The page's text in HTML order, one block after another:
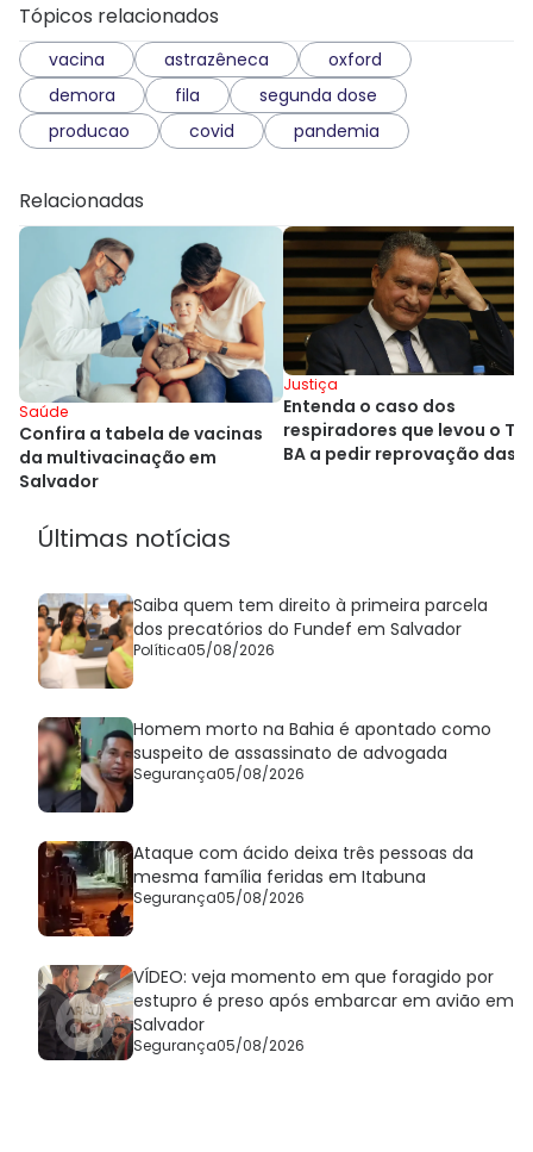
Tópicos relacionados
vacina astrazêneca
oxford
demora
fila
segunda dose
producao
covid pandemia
Relacionadas
Saúde
Confira a tabela de vacinas
da multivacinação em
Salvador
Justiça
Entenda o caso dos
respiradores que levou o
BA a pedir reprovação das
Últimas notícias
Saiba quem tem direito à primeira parcela
dos precatórios do Fundef em Salvador
Política05/08/2026
Homem morto na Bahia é apontado como
suspeito de assassinato de advogada
Segurança05/08/2026
Ataque com ácido deixa três pessoas da
mesma família feridas em Itabuna
Segurança05/08/2026
VÍDEO: veja momento em que foragido por
estupro é preso após embarcar em avião em
Salvador
Segurança05/08/2026